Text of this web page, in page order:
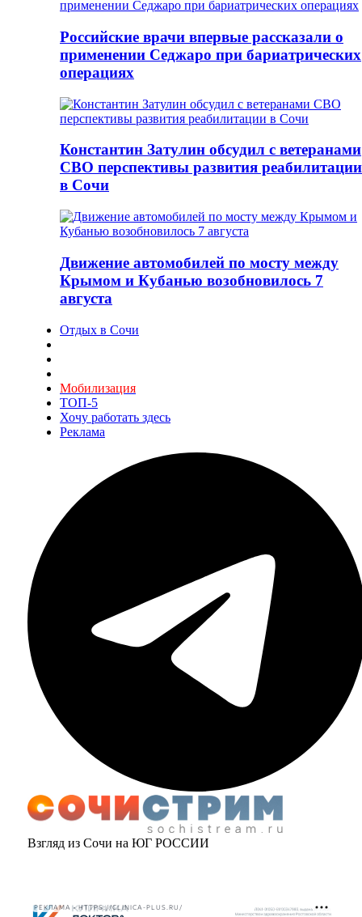
Российские врачи впервые рассказали о
применении Седжаро при бариатрических
операциях
Константин Затулин обсудил с ветеранами
СВО перспективы развития реабилитации
в Сочи
Движение автомобилей по мосту между
Крымом и Кубанью возобновилось 7
августа
Отдых в Сочи
Мобилизация
ТОП-5
Хочу работать здесь
Реклама
Взгляд из Сочи на ЮГ РОССИИ
РЕКЛАМА • HTTPS://CLINICA-PLUS.RU/